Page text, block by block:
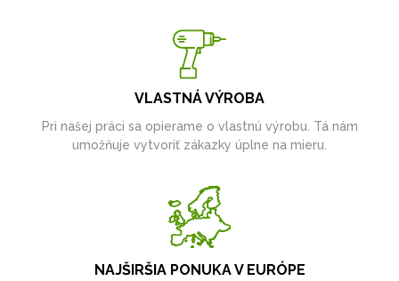
VLASTNÁ VÝROBA
Pri našej práci sa opierame o vlastnú výrobu. Tá nám
umožňuje vytvoriť zákazky úplne na mieru.
NAJŠIRŠIA PONUKA V EURÓPE